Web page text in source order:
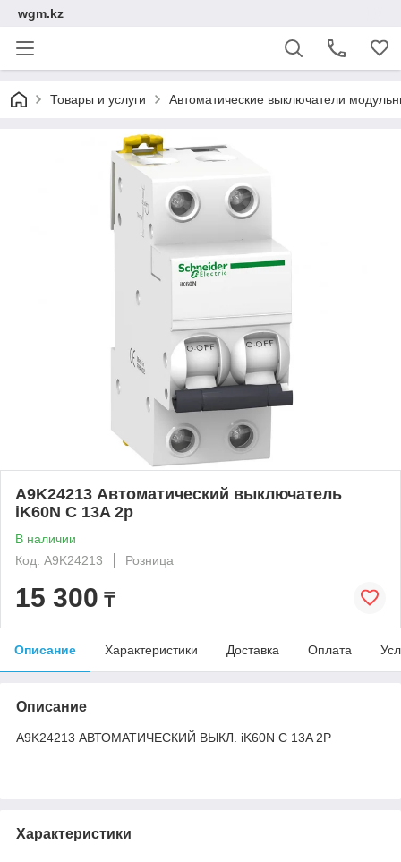
wgm.kz
Товары и услуги Автоматические выключатели
A9K24213 Автоматический выключатель
iK60N C 13A 2p
В наличии
Код: A9K24213
Розница
15 300 ₸
Описание Характеристики Доставка Оплата
Описание
A9K24213 АВТОМАТИЧЕСКИЙ ВЫКЛ. iK60N C 13A 2P
Характеристики